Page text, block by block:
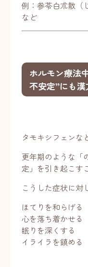
例：参苓白朮散（
など
ホルモン療法
不安定”にも
タモキシフェンな
更年期のような「
定」を引き起こす
こうした症状に対
ほてりを和らげる
心を落ち着かせる
眠りを深くする
イライラを鎮める